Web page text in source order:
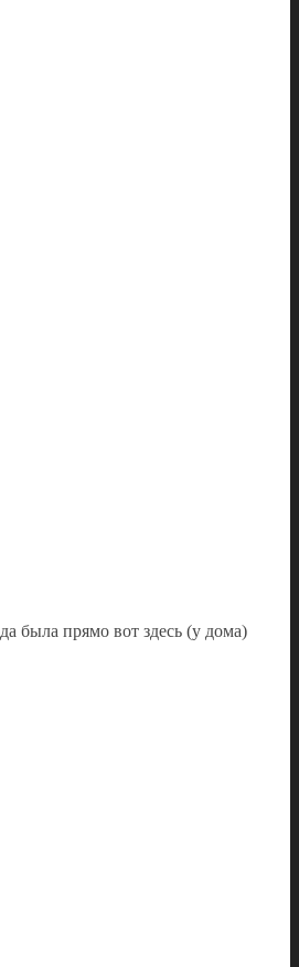
была прямо вот здесь (у дома)